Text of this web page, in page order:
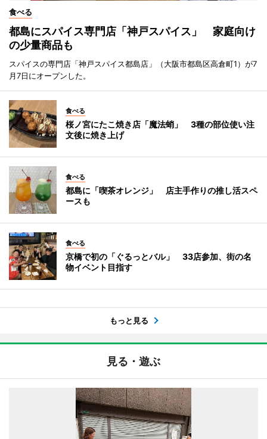
食べる
都島にスパイス専門店「神戸スパイス」 家庭向け
の少量商品も
スパイスの専門店「神戸スパイス都島店」（大阪市都島区高倉町1）が7
月7日にオープンした。
食べる
桜ノ宮にたこ焼き店「魔法蛸」 3種の部位使い注
文後に焼き上げ
食べる
都島に「喫茶オレンジ」 店主手作りの推し活スペ
ースも
食べる
京橋で初の「ぐるっとバル」 33店参加、街の名
物イベント目指す
もっと見る
見る・遊ぶ